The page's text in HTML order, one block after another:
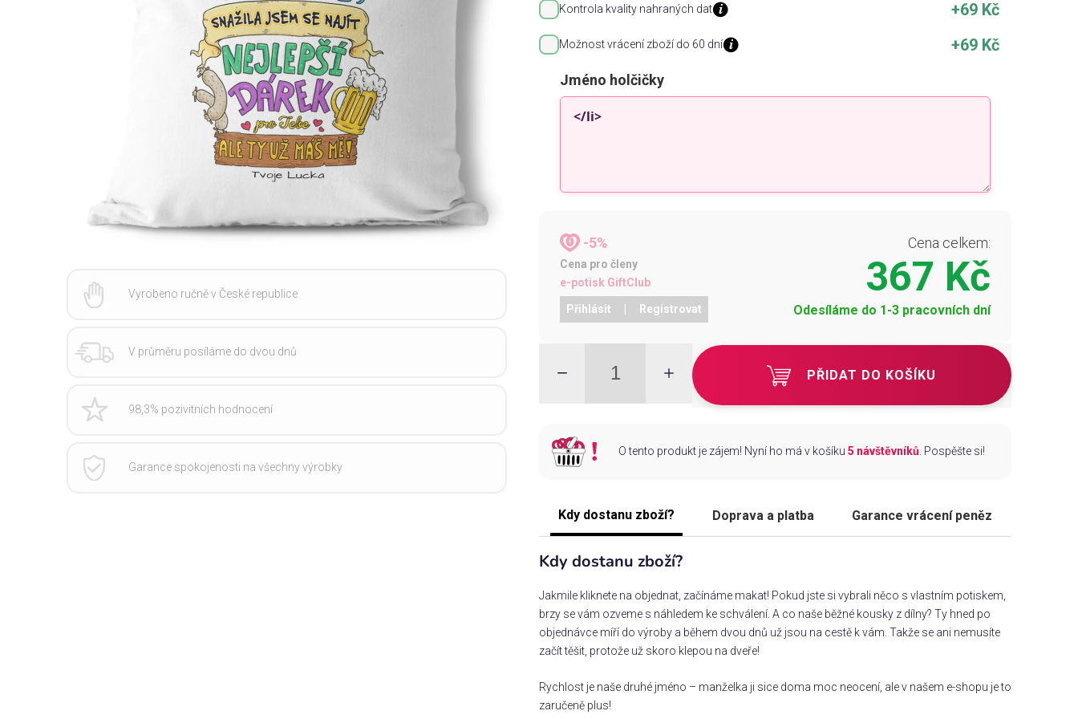
Kontrola kvality nahraných dat +69 Kč
Možnost vrácení zboží do 60 dní +69 Kč
Jméno holčičky
-5%
Cena pro členy
e-potisk GiftClub
Přihlásit Registrovat
Cena celkem:
367 Kč
Odesíláme do 1-3 pracovních dní
PŘIDAT DO KOŠÍKU
O tento produkt je zájem! Nyní ho má v košíku 5 návštěvníků. Pospěšte si!
Kdy dostanu zboží? Doprava a platba Garance vrácení peněz
Kdy dostanu zboží?
Jakmile kliknete na objednat, začínáme makat! Pokud jste si vybrali něco s vlastním potiskem,
brzy se vám ozveme s náhledem ke schválení. A co naše běžné kousky z dílny? Ty hned po
objednávce míří do výroby a během dvou dnů už jsou na cestě k vám. Takže se ani nemusíte
začít těšit, protože už skoro klepou na dveře!
Rychlost je naše druhé jméno – manželka ji sice doma moc neocení, ale v našem e-shopu je to
zaručeně plus!
Vyrobeno ručně v České republice
V průměru posíláme do dvou dnů
98,3% pozivitních hodnocení
Garance spokojenosti na všechny výrobky